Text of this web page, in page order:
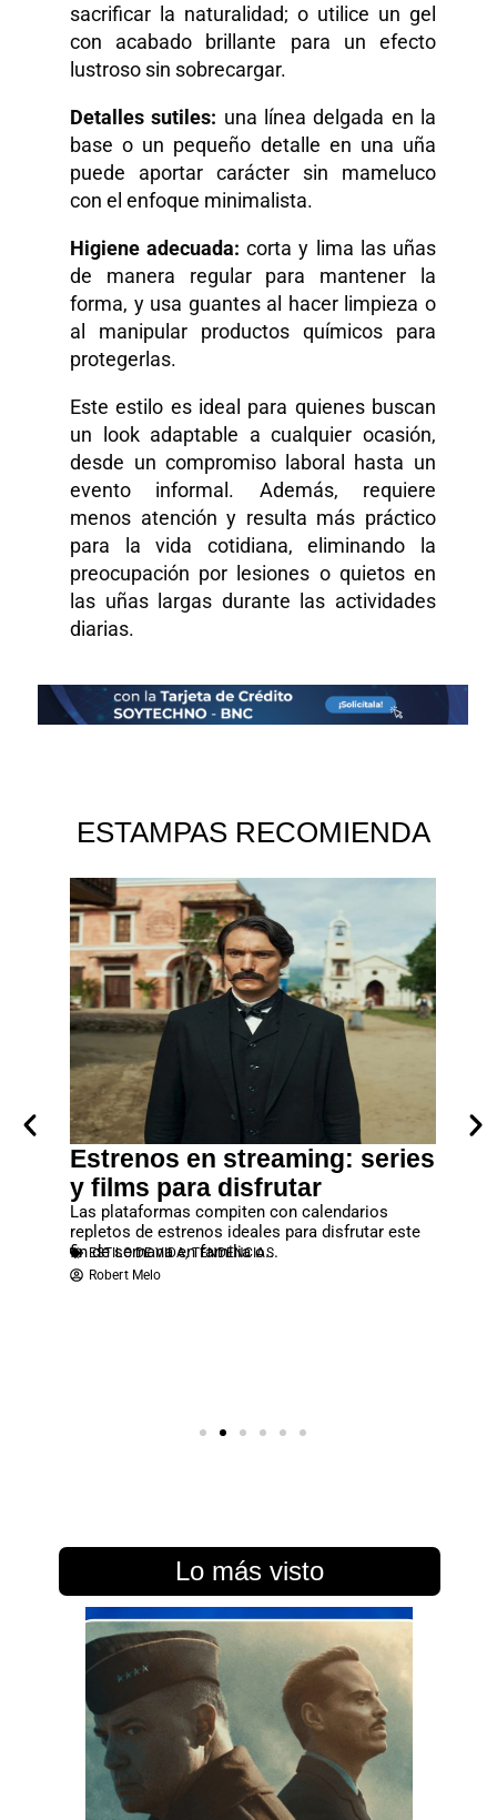
sacrificar la naturalidad; o utilice un gel
con acabado brillante para un efecto
lustroso sin sobrecargar.
Detalles sutiles: una línea delgada en la
base o un pequeño detalle en una uña
puede aportar carácter sin mameluco
con el enfoque minimalista.
Higiene adecuada: corta y lima las uñas
de manera regular para mantener la
forma, y ​​usa guantes al hacer limpieza o
al manipular productos químicos para
protegerlas.
Este estilo es ideal para quienes buscan
un look adaptable a cualquier ocasión,
desde un compromiso laboral hasta un
evento informal. Además, requiere
menos atención y resulta más práctico
para la vida cotidiana, eliminando la
preocupación por lesiones o quietos en
las uñas largas durante las actividades
diarias.
ESTAMPAS RECOMIENDA
Estrenos en streaming: series
y films para disfrutar
Las plataformas compiten con calendarios
repletos de estrenos ideales para disfrutar este
fin de semana en familia o...
ESTILO DE VIDA,TENDENCIAS
Robert Melo
Lo más visto